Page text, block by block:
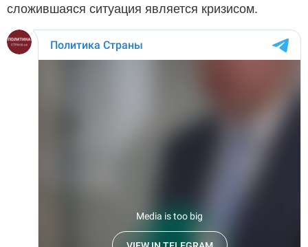
сложившаяся ситуация является кризисом.